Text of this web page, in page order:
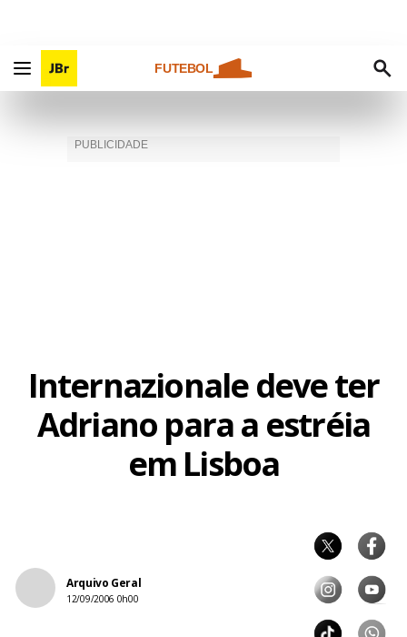
FUTEBOL
Internazionale deve ter
Adriano para a estréia
em Lisboa
Arquivo Geral
12/09/2006 0h00